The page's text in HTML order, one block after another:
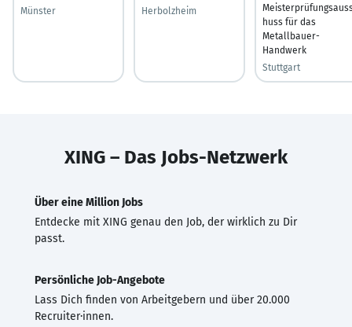
Münster
Herbolzheim
huss für das
Metallbauer-
Handwerk
Stuttgart
XING – Das Jobs-Netzwerk
Über eine Million Jobs
Entdecke mit XING genau den Job, der wirklich zu Dir
passt.
Persönliche Job-Angebote
Lass Dich finden von Arbeitgebern und über 20.000
Recruiter·innen.